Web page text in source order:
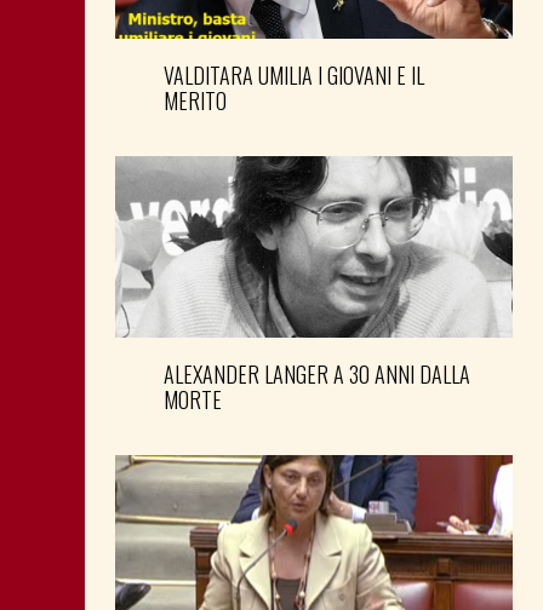
VALDITARA UMILIA I GIOVANI E IL
MERITO
ALEXANDER LANGER A 30 ANNI DALLA
MORTE